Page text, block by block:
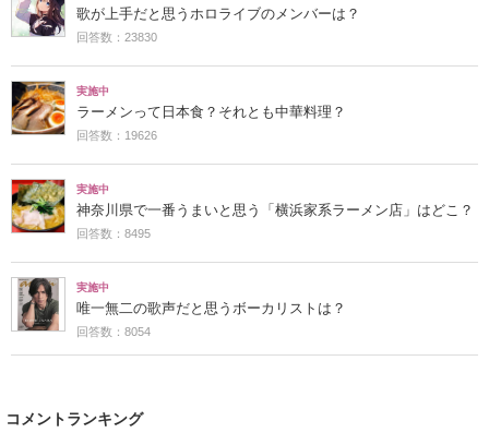
歌が上手だと思うホロライブのメンバーは？
回答数：23830
実施中
ラーメンって日本食？それとも中華料理？
回答数：19626
実施中
神奈川県で一番うまいと思う「横浜家系ラーメン店」はどこ？
回答数：8495
実施中
唯一無二の歌声だと思うボーカリストは？
回答数：8054
コメントランキング